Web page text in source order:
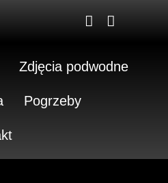
Zdjęcia podwodne
Pogrzeby